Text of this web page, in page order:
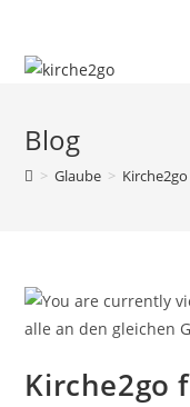
springen
Blog
> Glaube >
Kirche2go